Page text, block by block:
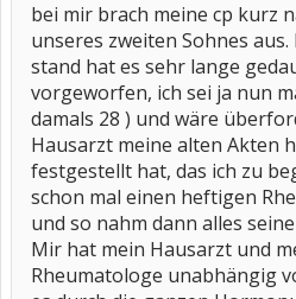
bei mir brach meine cp kurz
unseres zweiten Sohnes
stand hat es sehr lange
vorgeworfen, ich sei ja nun
damals 28 ) und wäre
Hausarzt meine alten Akten
festgestellt hat, das ich zu
schon mal einen heftigen
und so nahm dann alles
Mir hat mein Hausarzt und
Rheumatologe unabhängig